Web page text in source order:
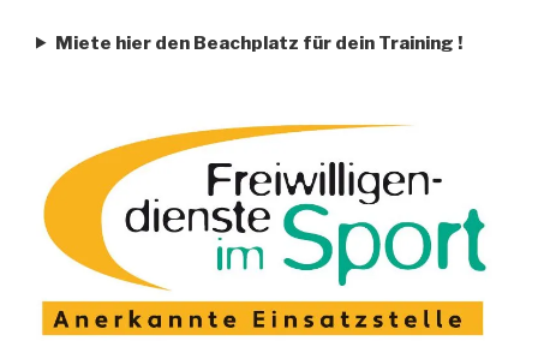
Miete hier den Beachplatz für dein Training !